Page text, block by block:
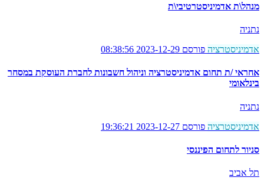
מנהל\ת אדמיניסטרטיבי\ת
נתניה
אדמיניסטרציה פורסם 2023-12-29 08:38:56
אחראי /ת תחום אדמיניסטרציה וניהול חשבונות לחברת העוסקת במסחר
בינלאומי
נתניה
אדמיניסטרציה פורסם 2023-12-27 19:36:21
סניור לתחום הפיננסי
תל אביב